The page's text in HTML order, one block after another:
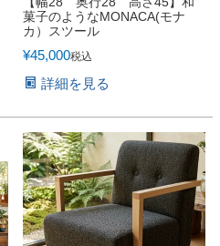
菓子のようなMONACA(モナ
カ）スツール
¥45,000税込
詳細を見る